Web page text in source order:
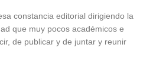
constancia editorial dirigiendo la
que muy pocos académicos e
de publicar y de juntar y reunir